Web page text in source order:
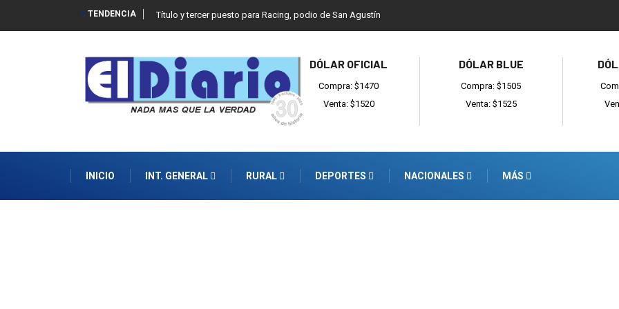
TENDENCIA Título y tercer puesto para Racing, podio de San Agustín
DÓLAR OFICIAL
Compra: $1470
Venta: $1520
DÓLAR BLUE
Compra: $1505
Venta: $1525
INICIO INT. GENERAL RURAL DEPORTES NACIONALES MÁS